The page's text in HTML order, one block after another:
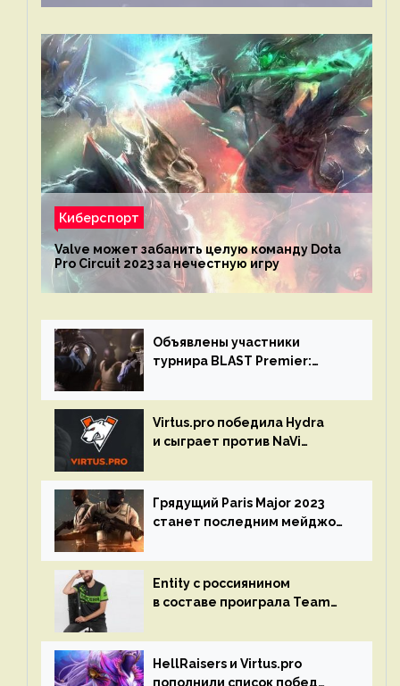
Киберспорт
Valve может забанить целую команду Dota
Pro Circuit 2023 за нечестную игру
Объявлены участники
турнира BLAST Premier:
Virtus.pro победила Hydra
и сыграет против NaVi
Грядущий Paris Major 2023
станет последним мейджор-
Entity с россиянином
в составе проиграла Team
HellRaisers и Virtus.pro
пополнили список побед